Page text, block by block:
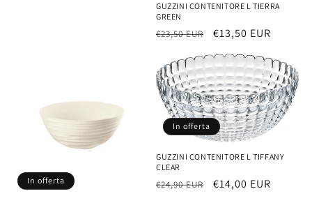
GUZZINI CONTENITORE L TIERRA
GREEN
Prezzo
listino
€23,50 EUR
Prezzo
€13,50 EUR
In offerta
In offerta
GUZZINI CONTENITORE L TIFFANY
CLEAR
Prezzo
€24,90 EUR
Prezzo
€14,00 EUR